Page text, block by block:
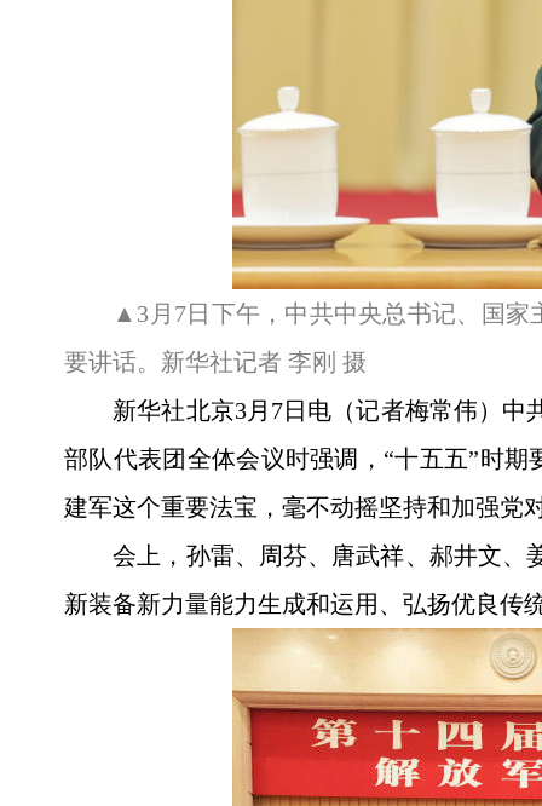
▲3月7日下午，中共中央总书记、国家
要讲话。新华社记者 李刚 摄
新华社北京3月7日电（记者梅常伟）
部队代表团全体会议时强调，“十五五”时
建军这个重要法宝，毫不动摇坚持和加强党
会上，孙雷、周芬、唐武祥、郝井文、
新装备新力量能力生成和运用、弘扬优良传